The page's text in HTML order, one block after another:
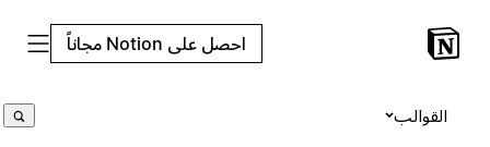
احصل على Notion مجاناً
القوالب